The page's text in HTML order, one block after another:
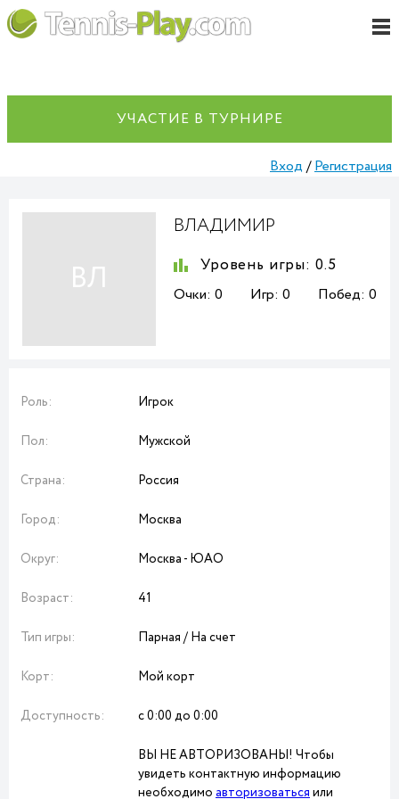
УЧАСТИЕ В ТУРНИРЕ
Вход /Регистрация
ВЛ
ВЛАДИМИР
Уровень игры: 0.5
Очки: 0 Игр: 0 Побед: 0
Роль: Игрок
Пол: Мужской
Страна: Россия
Город: Москва
Округ: Москва - ЮАО
Возраст: 41
Тип игры: Парная / На счет
Корт: Мой корт
Доступность: с 0:00 до 0:00
ВЫ НЕ АВТОРИЗОВАНЫ! Чтобы
увидеть контактную информацию
необходимо авторизоватьсяили